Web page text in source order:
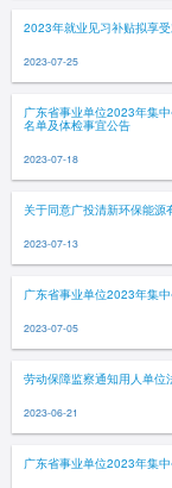
2023年就业见习补贴拟享
2023-07-25
广东省事业单位2023年集
名单及体检事宜公告
2023-07-18
关于同意广投清新环保能源
2023-07-13
广东省事业单位2023年集
2023-07-05
劳动保障监察通知用人单位
2023-06-21
广东省事业单位2023年集